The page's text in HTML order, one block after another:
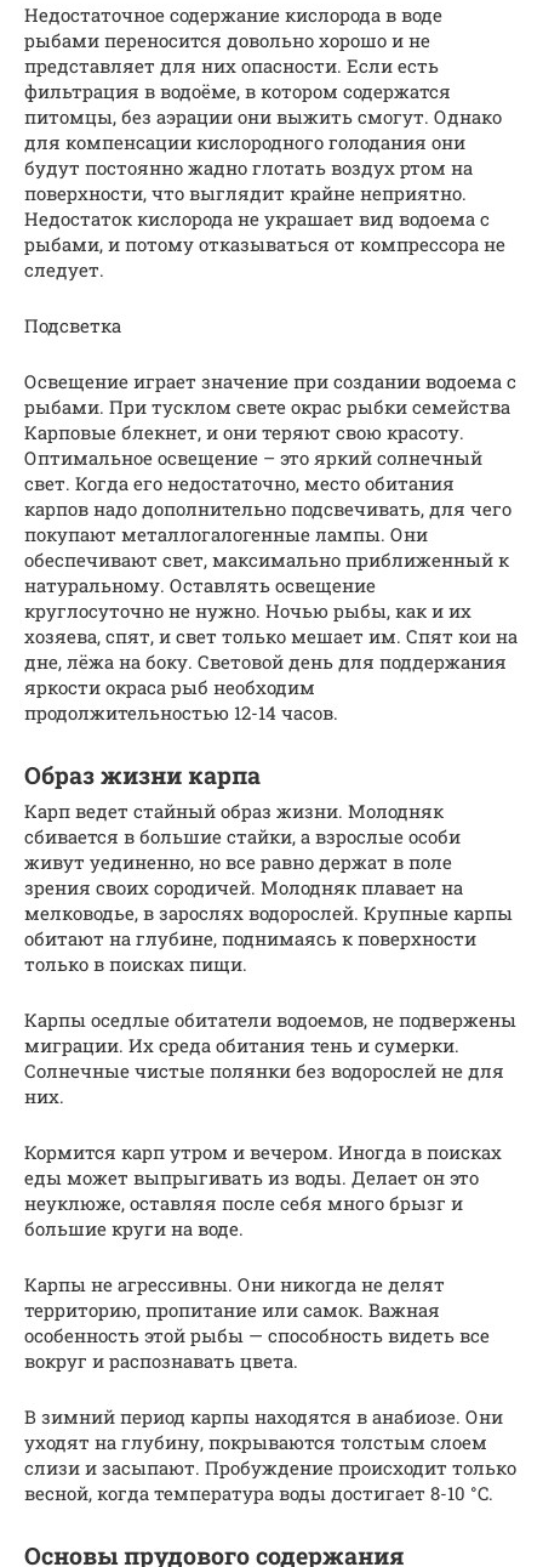
Недостаточное содержание кислорода в воде
рыбами переносится довольно хорошо и не
представляет для них опасности. Если есть
фильтрация в водоёме, в котором содержатся
питомцы, без аэрации они выжить смогут. Однако
для компенсации кислородного голодания они
будут постоянно жадно глотать воздух ртом на
поверхности, что выглядит крайне неприятно.
Недостаток кислорода не украшает вид водоема с
рыбами, и потому отказываться от компрессора не
следует.
Подсветка
Освещение играет значение при создании водоема с
рыбами. При тусклом свете окрас рыбки семейства
Карповые блекнет, и они теряют свою красоту.
Оптимальное освещение – это яркий солнечный
свет. Когда его недостаточно, место обитания
карпов надо дополнительно подсвечивать, для чего
покупают металлогалогенные лампы. Они
обеспечивают свет, максимально приближенный к
натуральному. Оставлять освещение
круглосуточно не нужно. Ночью рыбы, как и их
хозяева, спят, и свет только мешает им. Спят кои на
дне, лёжа на боку. Световой день для поддержания
яркости окраса рыб необходим
продолжительностью 12-14 часов.
Образ жизни карпа
Карп ведет стайный образ жизни. Молодняк
сбивается в большие стайки, а взрослые особи
живут уединенно, но все равно держат в поле
зрения своих сородичей. Молодняк плавает на
мелководье, в зарослях водорослей. Крупные карпы
обитают на глубине, поднимаясь к поверхности
только в поисках пищи.
Карпы оседлые обитатели водоемов, не подвержены
миграции. Их среда обитания тень и сумерки.
Солнечные чистые полянки без водорослей не для
них.
Кормится карп утром и вечером. Иногда в поисках
еды может выпрыгивать из воды. Делает он это
неуклюже, оставляя после себя много брызг и
большие круги на воде.
Карпы не агрессивны. Они никогда не делят
территорию, пропитание или самок. Важная
особенность этой рыбы — способность видеть все
вокруг и распознавать цвета.
В зимний период карпы находятся в анабиозе. Они
уходят на глубину, покрываются толстым слоем
слизи и засыпают. Пробуждение происходит только
весной, когда температура воды достигает 8-10 °C.
Основы прудового содержания